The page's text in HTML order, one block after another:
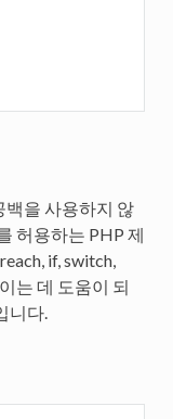
백을 사용하지 않
허용하는 PHP 제
if, switch,
는 데 도움이 되
니다.